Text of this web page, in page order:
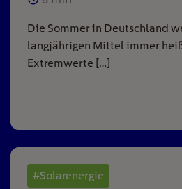
Die Sommer in Deutschland
langjährigen Mittel immer
Extremwerte […]
#Solarenergie